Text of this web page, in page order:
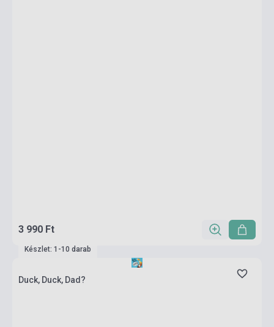
3 990 Ft
Készlet: 1-10 darab
Duck, Duck, Dad?